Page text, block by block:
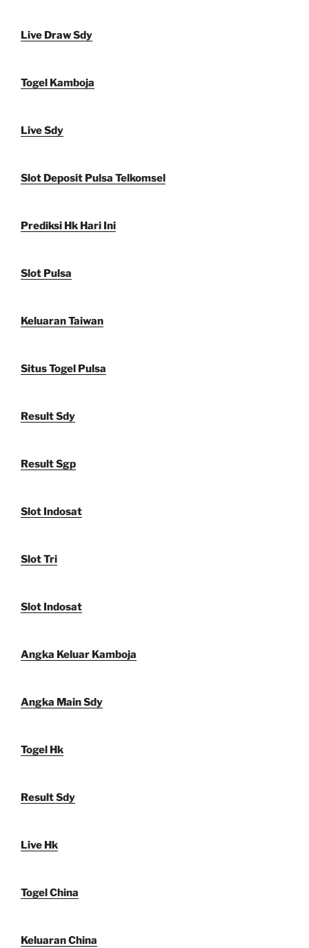
Live Draw Sdy
Togel Kamboja
Live Sdy
Slot Deposit Pulsa Telkomsel
Prediksi Hk Hari Ini
Slot Pulsa
Keluaran Taiwan
Situs Togel Pulsa
Result Sdy
Result Sgp
Slot Indosat
Slot Tri
Slot Indosat
Angka Keluar Kamboja
Angka Main Sdy
Togel Hk
Result Sdy
Live Hk
Togel China
Keluaran China